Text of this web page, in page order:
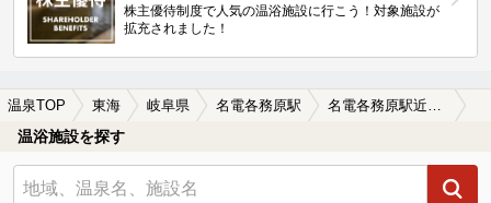
株主優待制度で人気の温浴施設に行こう！対象施設が
拡充されました！
温泉TOP 東海 岐阜県 名電各務原駅 名電各務原駅近くの温泉宿・温泉旅館・ホテルおすすめ(2026年版)
温浴施設を探す